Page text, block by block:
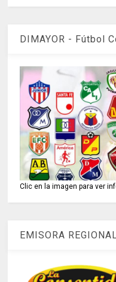
DIMAYOR - Fútbol
Clic en la imagen para ver
EMISORA